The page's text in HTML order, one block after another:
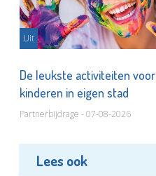
Uit
De leukste activiteiten voor
kinderen in eigen stad
Partnerbijdrage - 07-08-2026
Lees ook